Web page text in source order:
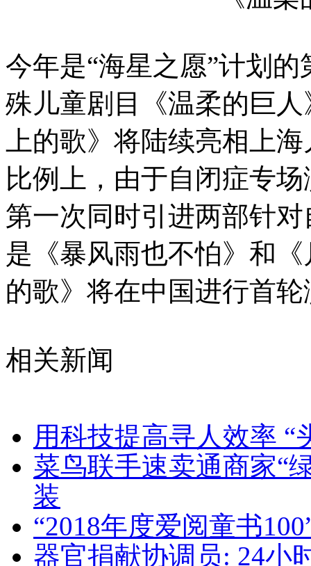
今年是“海星之愿”计划
殊儿童剧目《温柔的巨
上的歌》将陆续亮相上
比例上，由于自闭症专
第一次同时引进两部针
是《暴风雨也不怕》和
的歌》将在中国进行首轮
相关新闻
用科技提高寻人效率 “
菜鸟联手速卖通商家“
装
“2018年度爱阅童书
器官捐献协调员: 24小